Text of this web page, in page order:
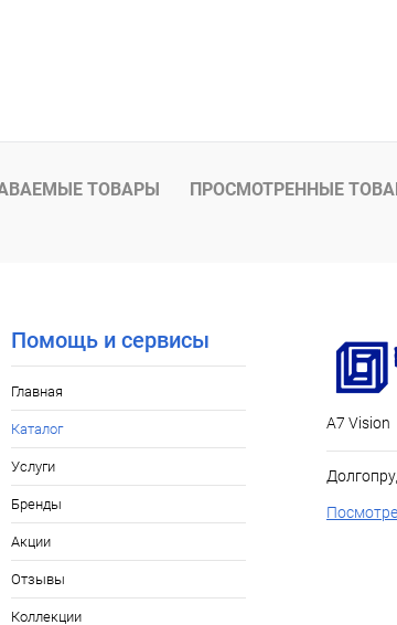
Под заказ
ТОВАРЫ ПРОСМОТРЕННЫЕ
Помощь и сервисы
Главная
Каталог
Услуги
Бренды
Акции
Отзывы
Коллекции
А7 Vision